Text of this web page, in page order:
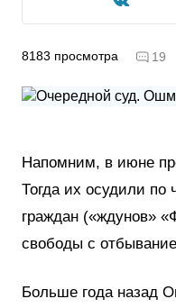
8183 просмотра 19
Напомним, в июне
Тогда их осудили
граждан («ждунов»
свободы с
Больше года назад